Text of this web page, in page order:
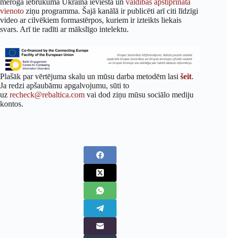
vienoto ziņu programma. Šajā kanālā ir publicēti arī citi līdzīgi
video ar cilvēkiem formastērpos, kuriem ir izteikts liekais
svars. Arī tie radīti ar mākslīgo intelektu.
Plašāk par vērtējuma skalu un mūsu darba metodēm lasi šeit.
Ja redzi apšaubāmu apgalvojumu, sūti to
uz recheck@rebaltica.com vai dod ziņu mūsu sociālo mediju
kontos.